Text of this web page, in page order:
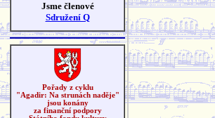
Jsme členové
Sdružení Q
Pořady z cyklu
"Agadir: Na strunách naděje"
jsou konány
za finanční podpory